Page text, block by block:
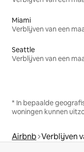
Miami
Verblijven van een
Seattle
Verblijven van een
* In bepaalde
woningen kunnen
Airbnb Verblijven